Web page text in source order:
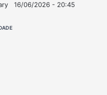
Xe-
16/06/2026 - 20:45